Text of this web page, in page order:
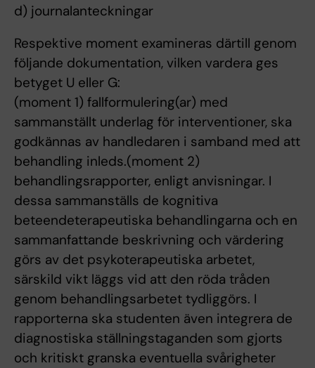
d) journalanteckningar
Respektive moment examineras därtill genom
följande dokumentation, vilken vardera ges
betyget U eller G:
(moment 1) fallformulering(ar) med
sammanställt underlag för interventioner, ska
godkännas av handledaren i samband med att
behandling inleds.(moment 2)
behandlingsrapporter, enligt anvisningar. I
dessa sammanställs de kognitiva
beteendeterapeutiska behandlingarna och en
sammanfattande beskrivning och värdering
görs av det psykoterapeutiska arbetet,
särskild vikt läggs vid att den röda tråden
genom behandlingsarbetet tydliggörs. I
rapporterna ska studenten även integrera de
diagnostiska ställningstaganden som gjorts
och kritiskt granska eventuella svårigheter